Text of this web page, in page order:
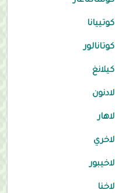
كوتييانا
كوتانالور
كيلانغ
لادنون
لاهار
لاخري
لاخيبور
لاخنا